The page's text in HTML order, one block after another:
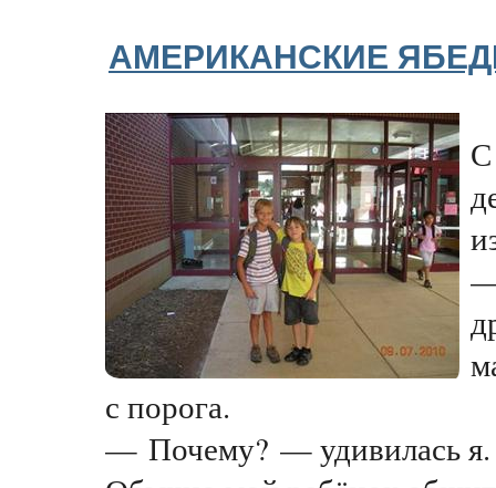
АМЕРИКАНСКИЕ
С
с порога.
— Почему? — удивилась я.